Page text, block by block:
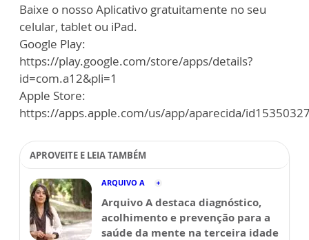
Baixe o nosso Aplicativo gratuitamente no seu
celular, tablet ou iPad.
Google Play:
https://play.google.com/store/apps/details?
id=com.a12&pli=1
Apple Store:
https://apps.apple.com/us/app/aparecida/
APROVEITE E LEIA TAMBÉM
ARQUIVO A
Arquivo A destaca diagnóstico,
acolhimento e prevenção para a
saúde da mente na terceira idade